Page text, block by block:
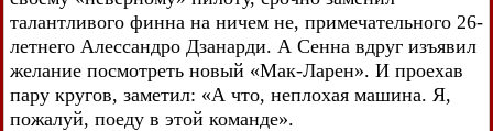
талантливого финна на ничем не, примечательного 26-
летнего Алессандро Дзанарди. А Сенна вдруг изъявил
желание посмотреть новый «Мак-Ларен». И проехав
пару кругов, заметил: «А что, неплохая машина. Я,
пожалуй, поеду в этой команде».